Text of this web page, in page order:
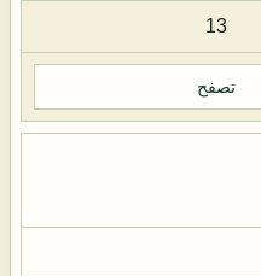
13
تصفح